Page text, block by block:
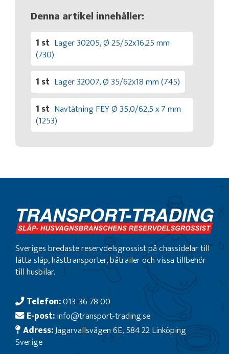
Denna artikel innehåller:
1 st Lager 30205, Ø 25/52x16,25 mm
(730)
1 st Lager 32007, Ø 35/62x18 mm (745)
1 st Navtätning FEY Ø 35,0/62,5 x 7 mm
(1253)
Sveriges bredaste reservdelsgrossist på chassidelar till
lätta släp, hästtransporter, båtrailer och vissa tillbehör
till husbilar.
Telefon:013-36 78 00
E-post:info@transport-trading.se
Adress:Jägarvallsvägen 6E, 584 22 Linköping
Sverige